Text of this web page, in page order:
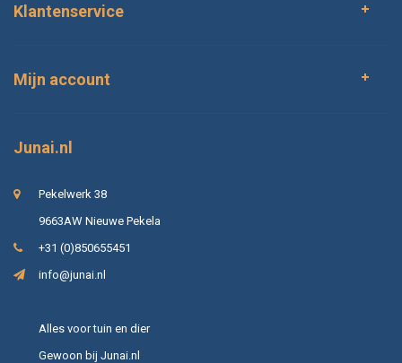
Klantenservice
Mijn account
Junai.nl
Pekelwerk 38
9663AW Nieuwe Pekela
+31 (0)850655451
info@junai.nl
Alles voor tuin en dier
Gewoon bij Junai.nl